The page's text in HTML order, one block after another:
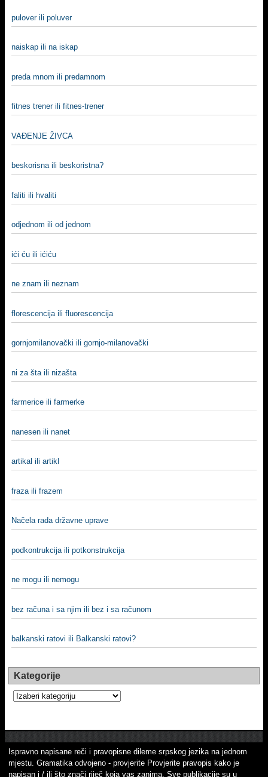
pulover ili poluver
naiskap ili na iskap
preda mnom ili predamnom
fitnes trener ili fitnes-trener
VAĐENJE ŽIVCA
beskorisna ili beskoristna?
faliti ili hvaliti
odjednom ili od jednom
ići ću ili ićiću
ne znam ili neznam
florescencija ili fluorescencija
gornjomilanovački ili gornjo-milanovački
ni za šta ili nizašta
farmerice ili farmerke
nanesen ili nanet
artikal ili artikl
fraza ili frazem
Načela rada državne uprave
podkontrukcija ili potkonstrukcija
ne mogu ili nemogu
bez računa i sa njim ili bez i sa računom
balkanski ratovi ili Balkanski ratovi?
Kategorije
Kategorije
Ispravno napisane reči i pravopisne dileme srpskog jezika na jednom
mjestu. Gramatika odvojeno - provjerite Provjerite pravopis kako je
napisan i / ili što znači riječ koja vas zanima. Sve publikacije su u